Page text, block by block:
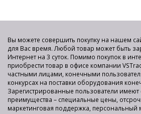
Вы можете совершить покупку на нашем
для Вас время. Любой товар может быть
Интернет на 3 суток. Помимо покупок в
приобрести товар в офисе компании
частными лицами, конечными
конкурсах на поставки оборудования
Зарегистрированные пользователи
преимущества – специальные цены,
маркетинговая поддержка, персональный